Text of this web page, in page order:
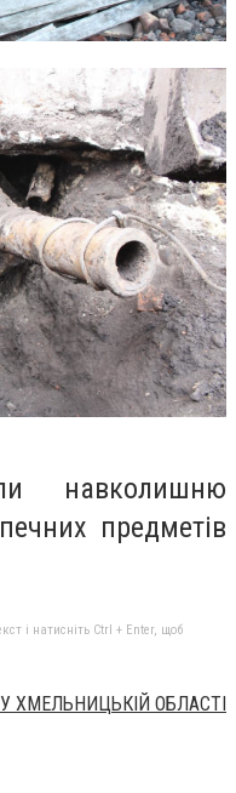
навколишню
предметів
і натисніть Ctrl + Enter, щоб
ОБЛАСТІ